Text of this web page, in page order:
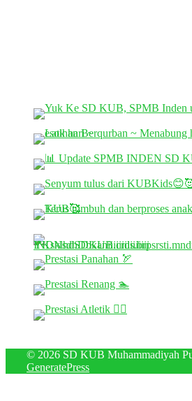
© 2026 SD KUB Muhammadiyah
GeneratePress